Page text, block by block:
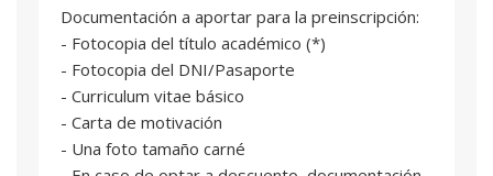
Documentación a aportar para la preinscripción:
- Fotocopia del título académico (*)
- Fotocopia del DNI/Pasaporte
- Curriculum vitae básico
- Carta de motivación
- Una foto tamaño carné